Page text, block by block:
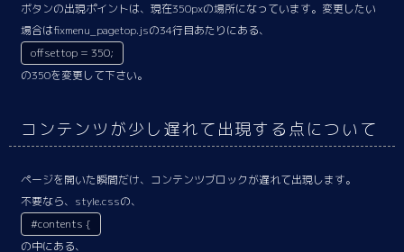
ボタンの出現ポイントは、現在350pxの場所になっています。変更したい
場合はfixmenu_pagetop.jsの34行目あたりにある、
offsettop = 350;
の350を変更して下さい。
コンテンツが少し遅れて出現する点について
ページを開いた瞬間だけ、コンテンツブロックが遅れて出現します。
不要なら、style.cssの、
#contents {
の中にある、